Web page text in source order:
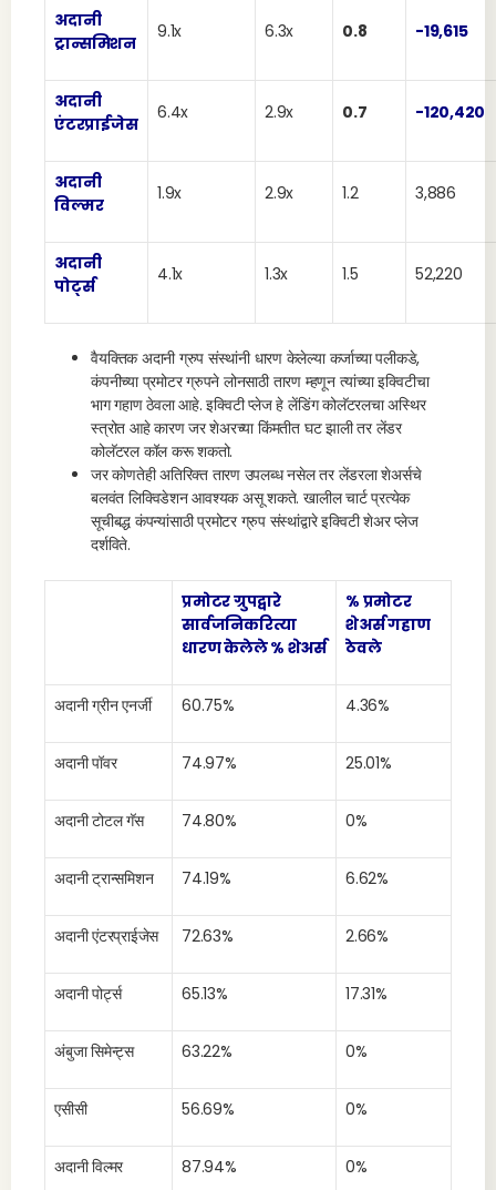
अदानी
ट्रान्समिशन
9.1x 6.3x 0.8 -19,615
अदानी
एंटरप्राईजेस
6.4x 2.9x 0.7 -120,420
अदानी
विल्मर
1.9x 2.9x 1.2 3,886
अदानी
पोर्ट्स
4.1x 1.3x 1.5 52,220
वैयक्तिक अदानी ग्रुप संस्थांनी धारण केलेल्या कर्जाच्या पलीकडे,
कंपनीच्या प्रमोटर ग्रुपने लोनसाठी तारण म्हणून त्यांच्या इक्विटीचा
भाग गहाण ठेवला आहे. इक्विटी प्लेज हे लेंडिंग कोलॅटरलचा अस्थिर
स्त्रोत आहे कारण जर शेअरच्या किंमतीत घट झाली तर लेंडर
कोलॅटरल कॉल करू शकतो.
जर कोणतेही अतिरिक्त तारण उपलब्ध नसेल तर लेंडरला शेअर्सचे
बलवंत लिक्विडेशन आवश्यक असू शकते. खालील चार्ट प्रत्येक
सूचीबद्ध कंपन्यांसाठी प्रमोटर ग्रुप संस्थांद्वारे इक्विटी शेअर प्लेज
दर्शविते.
प्रमोटर ग्रुपद्वारे
सार्वजनिकरित्या
धारण केलेले % शेअर्स
% प्रमोटर
शेअर्स गहाण
ठेवले
अदानी ग्रीन एनर्जी 60.75% 4.36%
अदानी पॉवर 74.97% 25.01%
अदानी टोटल गॅस 74.80% 0%
अदानी ट्रान्समिशन 74.19% 6.62%
अदानी एंटरप्राईजेस 72.63% 2.66%
अदानी पोर्ट्स 65.13% 17.31%
अंबुजा सिमेन्ट्स 63.22% 0%
एसीसी 56.69% 0%
अदानी विल्मर 87.94% 0%